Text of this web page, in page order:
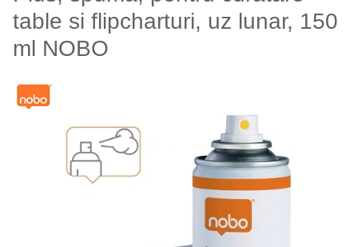
table si flipcharturi, uz lunar, 150
ml NOBO